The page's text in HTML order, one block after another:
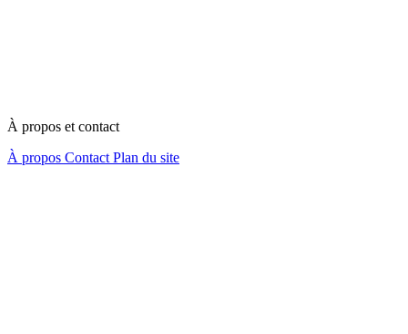
À propos et contact
À propos Contact Plan du site